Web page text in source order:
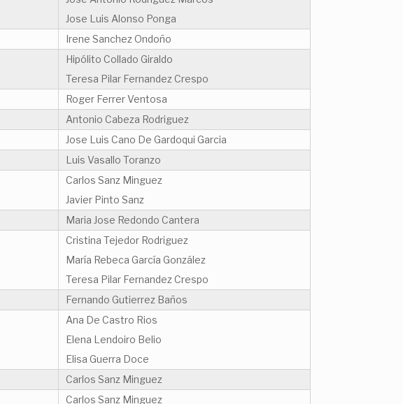
Jose Luis Alonso Ponga
Irene Sanchez Ondoño
Hipólito Collado Giraldo
Teresa Pilar Fernandez Crespo
Roger Ferrer Ventosa
Antonio Cabeza Rodriguez
Jose Luis Cano De Gardoqui Garcia
Luis Vasallo Toranzo
Carlos Sanz Minguez
Javier Pinto Sanz
Maria Jose Redondo Cantera
Cristina Tejedor Rodriguez
María Rebeca García González
Teresa Pilar Fernandez Crespo
Fernando Gutierrez Baños
Ana De Castro Rios
Elena Lendoiro Belio
Elisa Guerra Doce
Carlos Sanz Minguez
Carlos Sanz Minguez